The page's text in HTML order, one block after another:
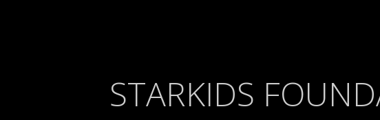
STARKIDS